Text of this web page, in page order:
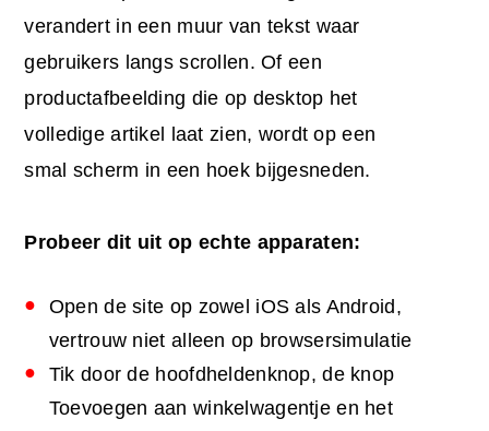
verandert in een muur van tekst waar
gebruikers langs scrollen. Of een
productafbeelding die op desktop het
volledige artikel laat zien, wordt op een
smal scherm in een hoek bijgesneden.
Probeer dit uit op echte apparaten:
Open de site op zowel iOS als Android,
vertrouw niet alleen op browsersimulatie
Tik door de hoofdheldenknop, de knop
Toevoegen aan winkelwagentje en het